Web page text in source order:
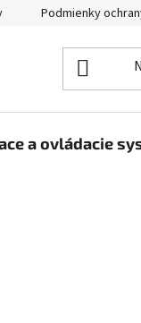
Podmienky
a ovládacie